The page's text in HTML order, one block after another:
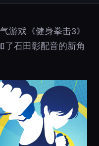
游戏《健身拳击3》
了石田彰配音的新角